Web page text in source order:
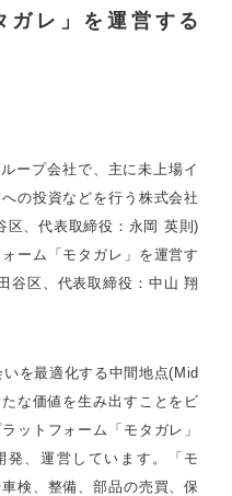
ガレ」を運営する
ープ会社で、主に未上場イ
の投資などを行う株式会社
、代表取締役：永岡 英則)
ーム「モタガレ」を運営す
谷区、代表取締役：中山 翔
を最適化する中間地点(Mid
な価値を生み出すことをビ
ットフォーム「モタガレ」
発、運営しています。「モ
検、整備、部品の売買、保